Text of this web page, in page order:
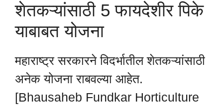
शेतकऱ्यांसाठी 5 फायदेशीर पिके
याबाबत योजना
महाराष्ट्र सरकारने विदर्भातील शेतकऱ्यांसाठी
अनेक योजना राबवल्या आहेत.
[Bhausaheb Fundkar Horticulture